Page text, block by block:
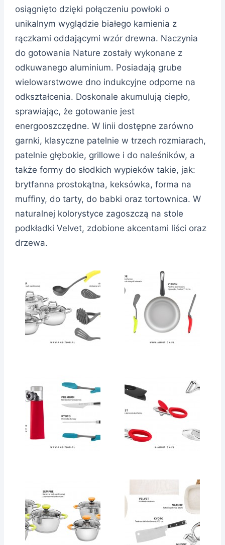
osiągnięto dzięki połączeniu powłoki o
unikalnym wyglądzie białego kamienia z
rączkami oddającymi wzór drewna. Naczynia
do gotowania Nature zostały wykonane z
odkuwanego aluminium. Posiadają grube
wielowarstwowe dno indukcyjne odporne na
odkształcenia. Doskonale akumulują ciepło,
sprawiając, że gotowanie jest
energooszczędne. W linii dostępne zarówno
garnki, klasyczne patelnie w trzech rozmiarach,
patelnie głębokie, grillowe i do naleśników, a
także formy do słodkich wypieków takie, jak:
brytfanna prostokątna, keksówka, forma na
muffiny, do tarty, do babki oraz tortownica. W
naturalnej kolorystyce zagoszczą na stole
podkładki Velvet, zdobione akcentami liści oraz
drzewa.